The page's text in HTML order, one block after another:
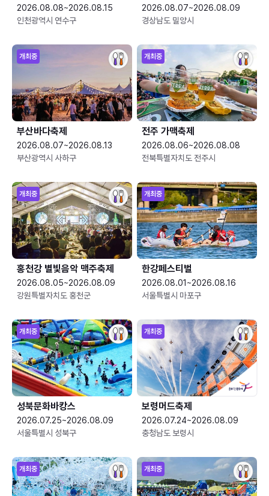
2026.08.08~2026.08.15
인천광역시 연수구
2026.08.07~2026.08.09
경상남도 밀양시
개최중
부산바다축제
2026.08.07~2026.08.13
부산광역시 사하구
개최중
전주 가맥축제
2026.08.06~2026.08.08
전북특별자치도 전주시
개최중
홍천강 별빛음악 맥주축제
2026.08.05~2026.08.09
강원특별자치도 홍천군
개최중
한강페스티벌
2026.08.01~2026.08.16
서울특별시 마포구
개최중
성북문화바캉스
2026.07.25~2026.08.09
서울특별시 성북구
개최중
보령머드축제
2026.07.24~2026.08.09
충청남도 보령시
개최중 개최중